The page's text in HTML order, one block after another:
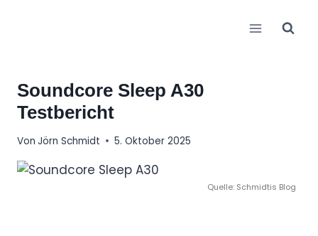
Soundcore Sleep A30
Testbericht
Von Jörn Schmidt 5. Oktober 2025
Quelle: Schmidtis Blog